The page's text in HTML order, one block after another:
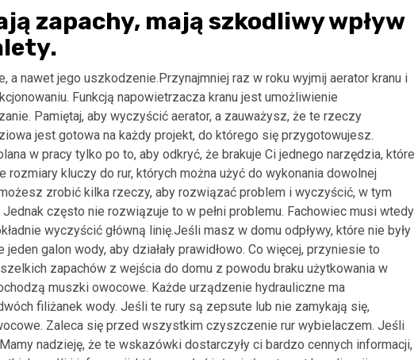
zapachy, mają szkodliwy wpływ
a nawet jego uszkodzenie.Przynajmniej raz w roku wyjmij aerator kranu i
Funkcją napowietrzacza kranu jest umożliwienie
Pamiętaj, aby wyczyścić aerator, a zauważysz, że te rzeczy
jest gotowa na każdy projekt, do którego się przygotowujesz.
w pracy tylko po to, aby odkryć, że brakuje Ci jednego narzędzia, które
kluczy do rur, których można użyć do wykonania dowolnej
zrobić kilka rzeczy, aby rozwiązać problem i wyczyścić, w tym
często nie rozwiązuje to w pełni problemu. Fachowiec musi wtedy
wyczyścić główną linię.Jeśli masz w domu odpływy, które nie były
galon wody, aby działały prawidłowo. Co więcej, przyniesie to
zapachów z wejścia do domu z powodu braku użytkowania w
muszki owocowe. Każde urządzenie hydrauliczne ma
filiżanek wody. Jeśli te rury są zepsute lub nie zamykają się,
Zaleca się przed wszystkim czyszczenie rur wybielaczem. Jeśli
nadzieję, że te wskazówki dostarczyły ci bardzo cennych informacji,